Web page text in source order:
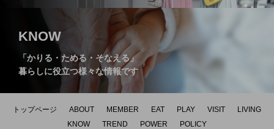
KNOW
「かりる・ためる・そなえる」
暮らしに役立つ様々な情報です
トップページ ABOUT MEMBER EAT PLAY VISIT
LIVING
KNOW
TREND POWER POLICY